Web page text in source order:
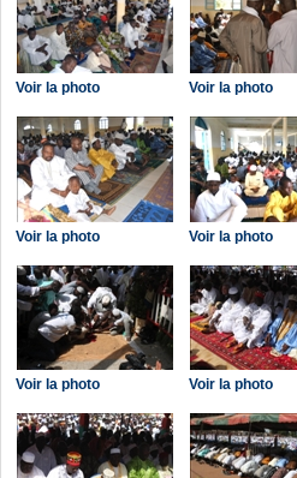
Voir la photo Voir la photo
Voir la photo Voir la photo
Voir la photo Voir la photo